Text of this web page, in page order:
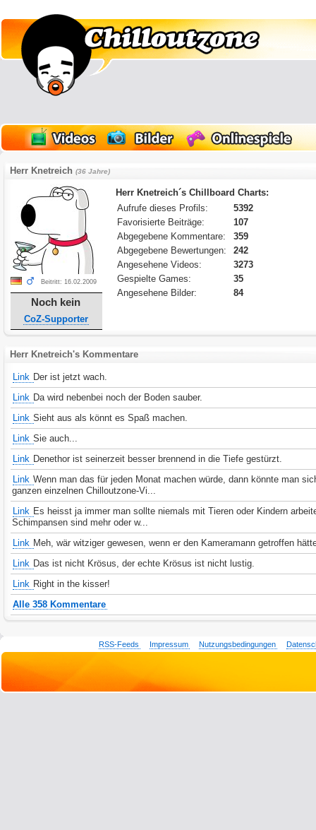
Herr Knetreich(36 Jahre)
Beitritt: 16.02.2009
Noch kein
CoZ-Supporter
Herr Knetreich´s Chillboard Charts:
Aufrufe dieses Profils:
5392
Favorisierte Beiträge:
107
Abgegebene Kommentare:
359
Abgegebene Bewertungen:
242
Angesehene Videos:
3273
Gespielte Games:
35
Angesehene Bilder:
84
Herr Knetreich's Kommentare
Link Der ist jetzt wach.
Link Da wird nebenbei noch der Boden sauber.
Link Sieht aus als könnt es Spaß machen.
Link Sie auch...
Link Denethor ist seinerzeit besser brennend in die Tiefe gestürzt.
Link Wenn man das für jeden Monat machen würde, dann könnte man
ganzen einzelnen Chilloutzone-Vi...
Link Es heisst ja immer man sollte niemals mit Tieren oder Kindern
Schimpansen sind mehr oder w...
Link Meh, wär witziger gewesen, wenn er den Kameramann getroffen
Link Das ist nicht Krösus, der echte Krösus ist nicht lustig.
Link Right in the kisser!
Alle 358 Kommentare
RSS-Feeds Impressum Nutzungsbedingungen